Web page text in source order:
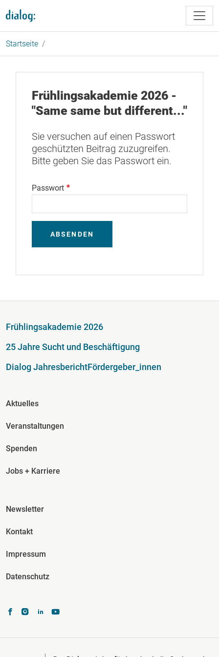
Startseite
Frühlingsakademie 2026 -
"Same same but different..."
Sie versuchen auf einen Passwort
geschützten Beitrag zuzugreifen.
Bitte geben Sie das Passwort ein.
Passwort
ABSENDEN
Fußzeile
Frühlingsakademie 2026
25 Jahre Sucht und Beschäftigung
Dialog JahresberichtFördergeber_innen
Fusszeile Spalte 2
Aktuelles
Veranstaltungen
Spenden
Jobs + Karriere
Fusszeile Spalte 3
Newsletter
Kontakt
Impressum
Datenschutz